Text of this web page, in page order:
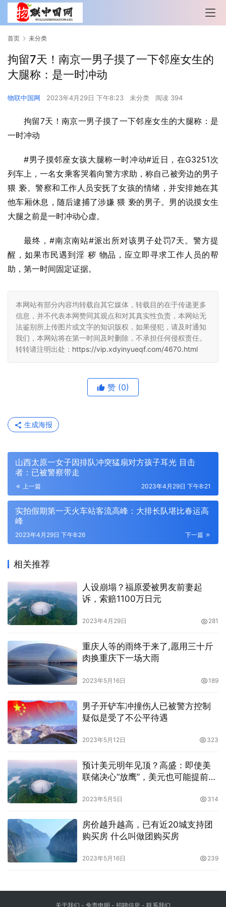
首页 未分类
拘留7天！南京一男子摸了一下邻座女生的
大腿称：是一时冲动
物联中国网 2023年4月29日 下午8:23 未分类 阅读 394
拘留7天！南京一男子摸了一下邻座女生的大腿称：是
一时冲动
#男子摸邻座女孩大腿称一时冲动#近日，在G3251次
列车上，一名女乘客哭着向警方求助，称自己被旁边的男子
猥 亵。警察和工作人员安抚了女孩的情绪，并安排她在其
他车厢休息，随后逮捕了涉嫌 猥 亵的男子。男的说摸女生
大腿之前是一时冲动心虚。
最终，#南京南站#派出所对该男子处罚7天。警方提
醒，如果市民遇到淫 秽 物品，应立即寻求工作人员的帮
助，第一时间固定证据。
本网站有部分内容均转载自其它媒体，转载目的在于传递更多
信息，并不代表本网赞同其观点和对其真实性负责，本网站无
法鉴别所上传图片或文字的知识版权，如果侵犯，请及时通知
我们，本网站将在第一时间及时删除，不承担任何侵权责任。
转转请注明出处： https://vip.xdyinyueqf.com/4670.html
赞 (0)
生成海报
山西太原一女子因排队冲突猛扇对方孩子耳光 目击
者：已被警察带走
上一篇 2023年4月29日 下午8:21
实拍假期第一天火车站客流高峰：大排长队堪比春运高
峰
下一篇
2023年4月29日 下午8:26
相关推荐
人设崩塌？福原爱被男友前妻起
诉，索赔1100万日元
2023年4月29日 281
重庆人等的雨终于来了,愿用三十斤
肉换重庆下一场大雨
2023年5月16日 189
男子开铲车冲撞伤人已被警方控制
疑似是受了不公平待遇
2023年5月12日 323
预计美元明年见顶？高盛：即使美
联储决心“放鹰”，美元也可能提前走
2023年5月5日 314
房价越升越高，已有近20城支持团
购买房 什么叫做团购买房
2023年5月16日 239
关于我们 - 免责申明 - 招聘信息 - 联系我们